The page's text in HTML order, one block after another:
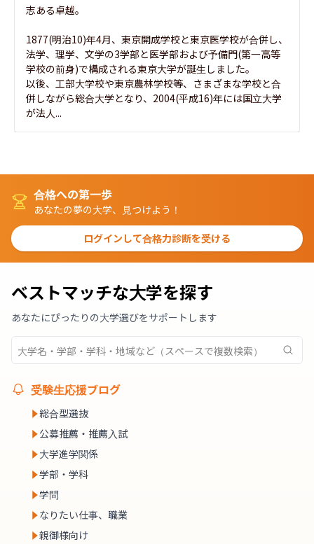
志ある卓越。
1877(明治10)年4月、東京開成学校と東京医学校が合併し、
法学、理学、文学の3学部と医学部および予備門(第一高等
学校の前身)で構成される東京大学が誕生しました。
以後、工部大学校や東京農林学校等、さまざまな学校と合
併しながら総合大学となり、2004(平成16)年には国立大学
が法人...
合格への第一歩
あなたの夢の大学、見つけよう！
ログインして合格力診断を受ける
ベストマッチな大学を探す
あなたにぴったりの大学選びをサポートします
受験生応援ブログ
総合型選抜
公募推薦・推薦入試
大学進学関係
学部・学科
学問
なりたい仕事、職業
親御様向け